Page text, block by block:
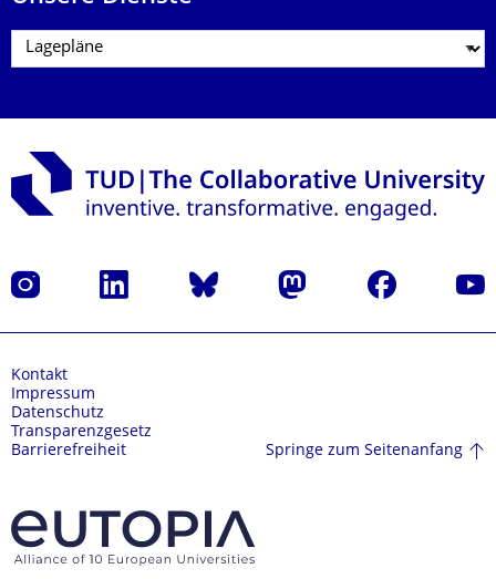
Instagram LinkedIn Bluesky Mastodon Facebook
Kontakt
Impressum
Datenschutz
Transparenzgesetz
Barrierefreiheit
Springe zum Seitenanfang